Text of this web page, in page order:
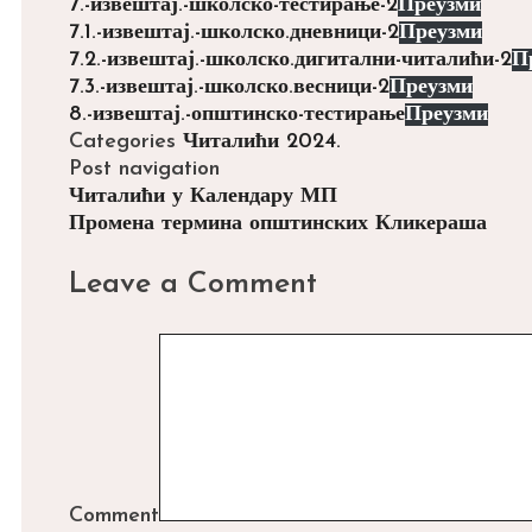
7.-извештај.-школско-тестирање-2Преузми
7.1.-извештај.-школско.дневници-2Преузми
7.2.-извештај.-школско.дигитални-читалићи-2
7.3.-извештај.-школско.весници-2Преузми
8.-извештај.-општинско-тестирањеПреузми
Categories Читалићи 2024.
Post navigation
Читалићи у Календару МП
Промена термина општинских Кликераша
Leave a Comment
Comment